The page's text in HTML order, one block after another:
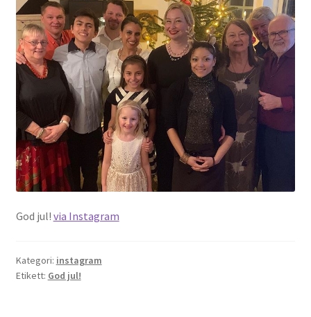
God jul! via Instagram
Kategori: instagram
Etikett: God jul!